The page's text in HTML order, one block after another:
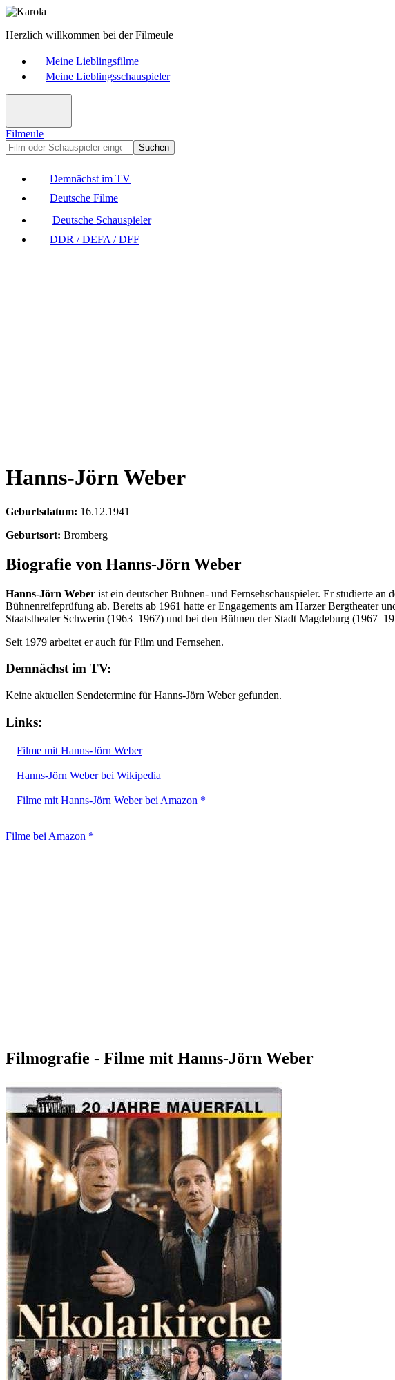
Herzlich willkommen bei der Filmeule
Meine Lieblingsfilme
Meine Lieblingsschauspieler
Filmeule
Suchen
Demnächst im TV
Deutsche Filme
Deutsche Schauspieler
DDR / DEFA / DFF
Hanns-Jörn Weber
Geburtsdatum: 16.12.1941
Geburtsort: Bromberg
Biografie von Hanns-Jörn Weber
Hanns-Jörn Weber ist ein deutscher Bühnen- und Fernsehschauspieler. Er studierte
Bühnenreifeprüfung ab. Bereits ab 1961 hatte er Engagements am Harzer Bergtheater
Staatstheater Schwerin (1963–1967) und bei den Bühnen der Stadt Magdeburg
Seit 1979 arbeitet er auch für Film und Fernsehen.
Demnächst im TV:
Keine aktuellen Sendetermine für Hanns-Jörn Weber gefunden.
Links:
Filme mit Hanns-Jörn Weber
Hanns-Jörn Weber bei Wikipedia
Filme mit Hanns-Jörn Weber bei Amazon *
Filme bei Amazon *
Filmografie - Filme mit Hanns-Jörn Weber